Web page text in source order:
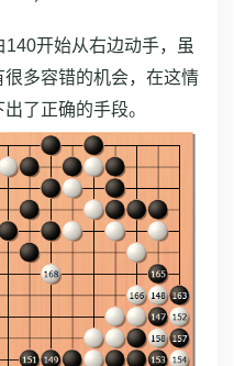
140开始从右边动手，虽
多容错的机会，在这情
了正确的手段。